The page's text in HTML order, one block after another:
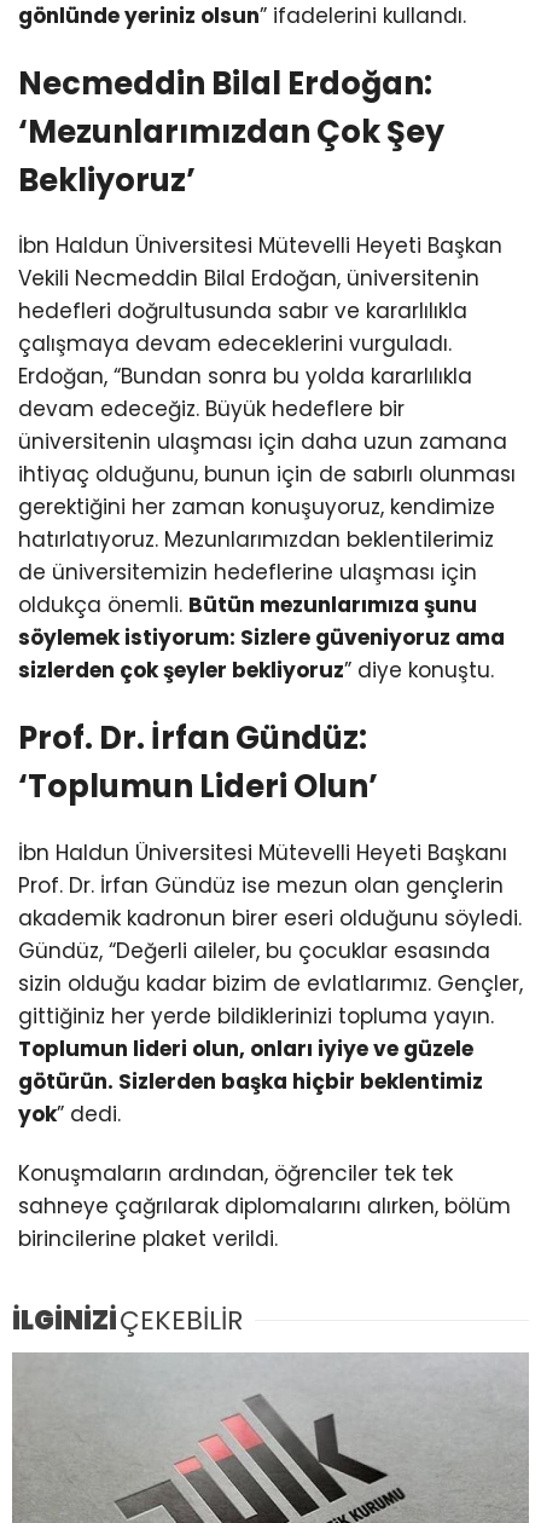
gönlünde yeriniz olsun” ifadelerini kullandı.
Necmeddin Bilal Erdoğan:
‘Mezunlarımızdan Çok Şey
Bekliyoruz’
İbn Haldun Üniversitesi Mütevelli Heyeti Başkan
Vekili Necmeddin Bilal Erdoğan, üniversitenin
hedefleri doğrultusunda sabır ve kararlılıkla
çalışmaya devam edeceklerini vurguladı.
Erdoğan, “Bundan sonra bu yolda kararlılıkla
devam edeceğiz. Büyük hedeflere bir
üniversitenin ulaşması için daha uzun zamana
ihtiyaç olduğunu, bunun için de sabırlı olunması
gerektiğini her zaman konuşuyoruz, kendimize
hatırlatıyoruz. Mezunlarımızdan beklentilerimiz
de üniversitemizin hedeflerine ulaşması için
oldukça önemli. Bütün mezunlarımıza şunu
söylemek istiyorum: Sizlere güveniyoruz ama
sizlerden çok şeyler bekliyoruz” diye konuştu.
Prof. Dr. İrfan Gündüz:
‘Toplumun Lideri Olun’
İbn Haldun Üniversitesi Mütevelli Heyeti Başkanı
Prof. Dr. İrfan Gündüz ise mezun olan gençlerin
akademik kadronun birer eseri olduğunu söyledi.
Gündüz, “Değerli aileler, bu çocuklar esasında
sizin olduğu kadar bizim de evlatlarımız. Gençler,
gittiğiniz her yerde bildiklerinizi topluma yayın.
Toplumun lideri olun, onları iyiye ve güzele
götürün. Sizlerden başka hiçbir beklentimiz
yok” dedi.
Konuşmaların ardından, öğrenciler tek tek
sahneye çağrılarak diplomalarını alırken, bölüm
birincilerine plaket verildi.
İLGİNİZİÇEKEBİLİR